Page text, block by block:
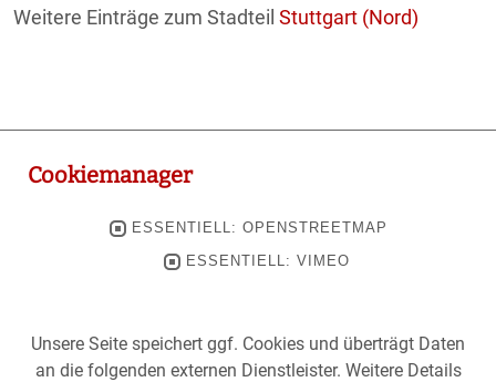
Weitere Einträge zum Stadteil Stuttgart (Nord)
Cookiemanager
ESSENTIELL: OPENSTREETMAP
ESSENTIELL: VIMEO
Unsere Seite speichert ggf. Cookies und überträgt Daten
an die folgenden externen Dienstleister. Weitere Details